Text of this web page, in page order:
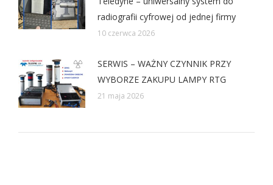
radiografii cyfrowej od jednej firmy
10 czerwca 2026
SERWIS – WAŻNY CZYNNIK PRZY
WYBORZE ZAKUPU LAMPY RTG
21 maja 2026